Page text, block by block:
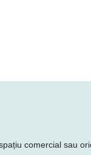
comercial sau